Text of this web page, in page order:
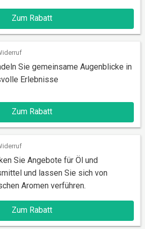
Zum Rabatt
Sie gemeinsame Augenblicke in
Erlebnisse
Zum Rabatt
Sie Angebote für Öl und
und lassen Sie sich von
Aromen verführen.
Zum Rabatt